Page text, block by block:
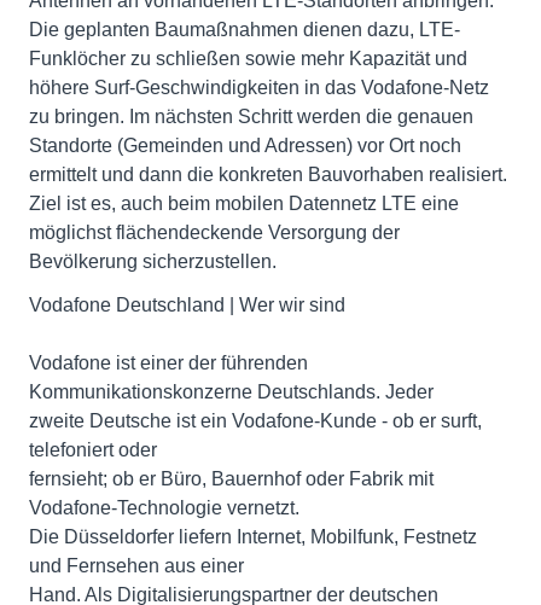
Die geplanten Baumaßnahmen dienen dazu, LTE-
Funklöcher zu schließen sowie mehr Kapazität und
höhere Surf-Geschwindigkeiten in das Vodafone-Netz
zu bringen. Im nächsten Schritt werden die genauen
Standorte (Gemeinden und Adressen) vor Ort noch
ermittelt und dann die konkreten Bauvorhaben realisiert.
Ziel ist es, auch beim mobilen Datennetz LTE eine
möglichst flächendeckende Versorgung der
Bevölkerung sicherzustellen.
Vodafone Deutschland | Wer wir sind
Vodafone ist einer der führenden
Kommunikationskonzerne Deutschlands. Jeder
zweite Deutsche ist ein Vodafone-Kunde - ob er surft,
telefoniert oder
fernsieht; ob er Büro, Bauernhof oder Fabrik mit
Vodafone-Technologie vernetzt.
Die Düsseldorfer liefern Internet, Mobilfunk, Festnetz
und Fernsehen aus einer
Hand. Als Digitalisierungspartner der deutschen